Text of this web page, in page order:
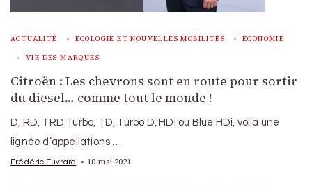
ACTUALITÉ ECOLOGIE ET NOUVELLES MOBILITÉS ECONOMIE
VIE DES MARQUES
Citroën : Les chevrons sont en route pour sortir
du diesel… comme tout le monde !
D, RD, TRD Turbo, TD, Turbo D, HDi ou Blue HDi, voilà une
lignée d’appellations …
Frédéric Euvrard 10 mai 2021